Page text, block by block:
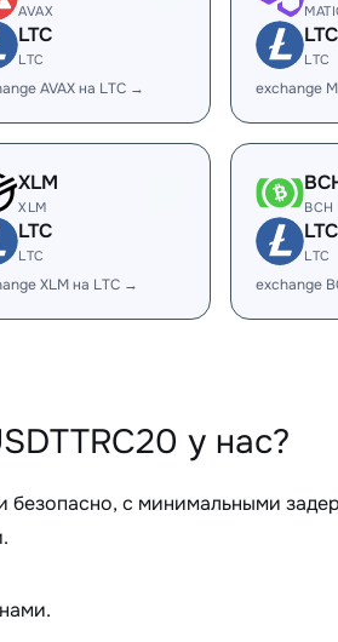
AVAX
LTC
LTC
AVAX на LTC →
LTC
LTC
exchange
XLM
XLM
LTC
LTC
XLM на LTC →
BCH
LTC
LTC
exchange
у нас?
безопасно, с минимальными